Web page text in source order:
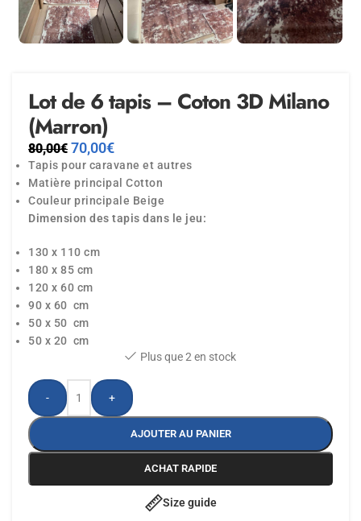
Lot de 6 tapis – Coton 3D Milano
(Marron)
80,00€ 70,00€
Tapis pour caravane et autres
Matière principal Cotton
Couleur principale Beige
Dimension des tapis dans le jeu:
130 x 110 cm
180 x 85 cm
120 x 60 cm
90 x 60 cm
50 x 50 cm
50 x 20 cm
Plus que 2 en stock
- +
AJOUTER AU PANIER
ACHAT RAPIDE
Size guide